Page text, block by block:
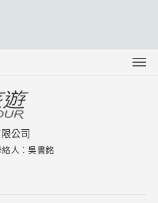
公司
絡人：吳書銘